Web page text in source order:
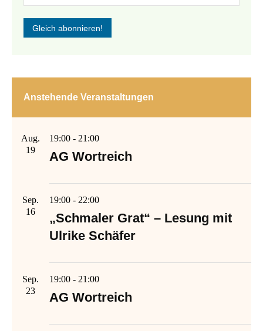
Anstehende Veranstaltungen
Aug.
19
19:00 - 21:00
AG Wortreich
Sep.
16
19:00 - 22:00
„Schmaler Grat“ – Lesung mit
Ulrike Schäfer
Sep.
23
19:00 - 21:00
AG Wortreich